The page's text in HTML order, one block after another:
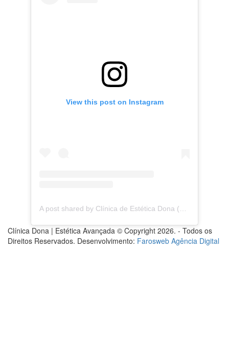
View this post on Instagram
A post shared by Clínica de Estética Dona (@clinica.dona)
Clínica Dona | Estética Avançada © Copyright 2026. - Todos os
Direitos Reservados. Desenvolvimento: Farosweb Agência Digital